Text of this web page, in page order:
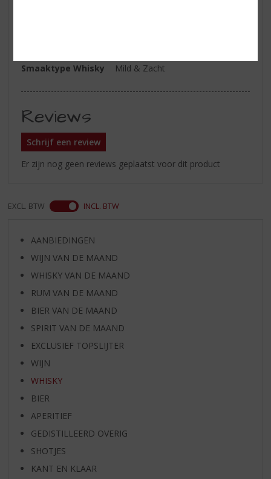
Smaaktype Whisky
Mild & Zacht
Reviews
Schrijf een review
Er zijn nog geen reviews geplaatst voor dit product
EXCL. BTW INCL. BTW
AANBIEDINGEN
WIJN VAN DE MAAND
WHISKY VAN DE MAAND
RUM VAN DE MAAND
BIER VAN DE MAAND
SPIRIT VAN DE MAAND
EXCLUSIEF TOPSLIJTER
WIJN
WHISKY
BIER
APERITIEF
GEDISTILLEERD OVERIG
SHOTJES
KANT EN KLAAR